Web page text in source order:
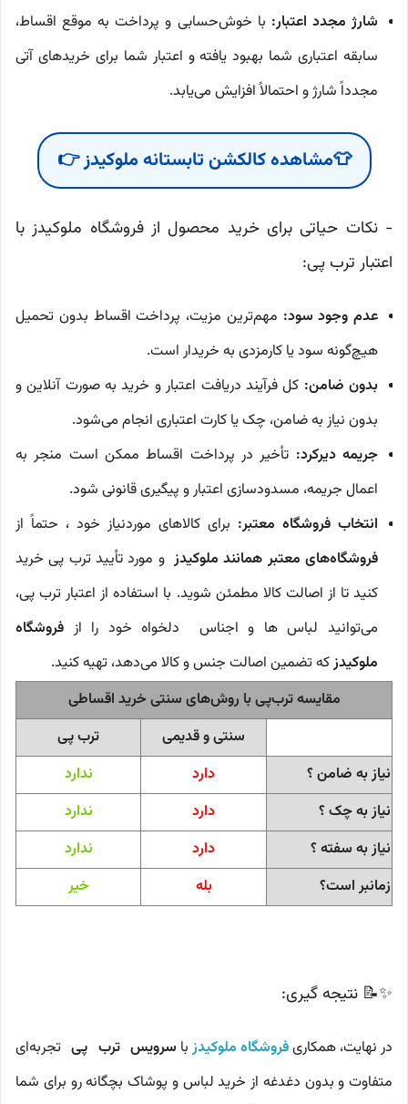
شارژ مجدد اعتبار: با خوش‌حسابی و پرداخت به موقع اقساط،
سابقه اعتباری شما بهبود یافته و اعتبار شما برای خریدهای آتی
مجدداً شارژ و احتمالاً افزایش می‌یابد.
👕مشاهده کالکشن تابستانه ملوکیدز 👉
- نکات حیاتی برای خرید محصول از فروشگاه ملوکیدز با
اعتبار ترب پی:
عدم وجود سود: مهم‌ترین مزیت، پرداخت اقساط بدون تحمیل
هیچ‌گونه سود یا کارمزدی به خریدار است.
بدون ضامن: کل فرآیند دریافت اعتبار و خرید به صورت آنلاین و
بدون نیاز به ضامن، چک یا کارت اعتباری انجام می‌شود.
جریمه دیرکرد: تأخیر در پرداخت اقساط ممکن است منجر به
اعمال جریمه، مسدودسازی اعتبار و پیگیری قانونی شود.
انتخاب فروشگاه معتبر: برای کالاهای موردنیاز خود ، حتماً از
فروشگاه‌های معتبر همانند ملوکیدز و مورد تأیید ترب پی خرید
کنید تا از اصالت کالا مطمئن شوید. با استفاده از اعتبار ترب پی،
می‌توانید لباس ها و اجناس دلخواه خود را از فروشگاه‌
ملوکیدزکه تضمین اصالت جنس و کالا می‌دهد، تهیه کنید.
مقایسه ترب‌پی با روش‌های سنتی خرید اقساطی
سنتی و قدیمی
ترب پی
نیاز به ضامن ؟
دارد
ندارد
نیاز به چک ؟
دارد
ندارد
نیاز به سفته ؟
دارد
ندارد
زمانبر است؟
بله خیر
✨📝 نتیجه گیری:
در نهایت، همکاری فروشگاه ملوکیدز با سرویس ترب پیتجربه‌ای
متفاوت و بدون دغدغه از خرید لباس و پوشاک بچگانه رو برای شما